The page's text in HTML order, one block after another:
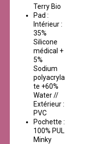
Terry Bio
Pad :
Intérieur :
35%
Silicone
médical +
5%
Sodium
polyacryla
te +60%
Water //
Extérieur :
PVC
Pochette :
100% PUL
Minky